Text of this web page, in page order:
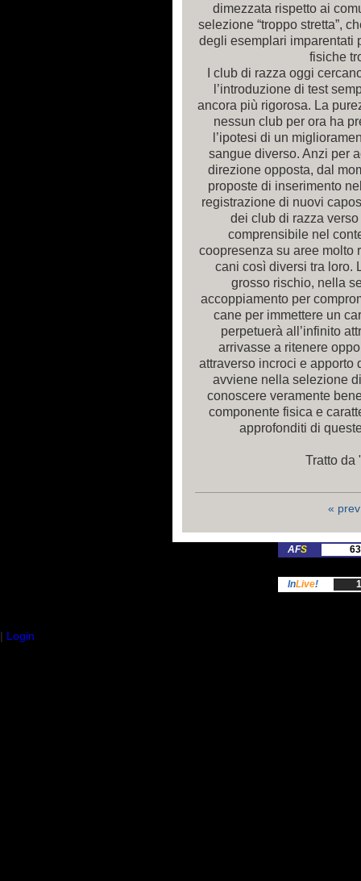
dimezzata rispetto ai
selezione “troppo stretta”,
degli esemplari imparentati
fisiche
I club di razza oggi
l’introduzione di test
ancora più rigorosa. La
nessun club per ora ha
l’ipotesi di un
sangue diverso. Anzi per
direzione opposta, dal
proposte di inserimento
registrazione di nuovi
dei club di razza
comprensibile nel
coopresenza su aree molto
cani così diversi tra loro.
grosso rischio, nella
accoppiamento per
cane per immettere un
perpetuerà all’infinito
arrivasse a ritenere
attraverso incroci e apporto
avviene nella selezione
conoscere veramente
componente fisica e
approfonditi di
Tratto da
« prev
AFS
InLive!
| Login